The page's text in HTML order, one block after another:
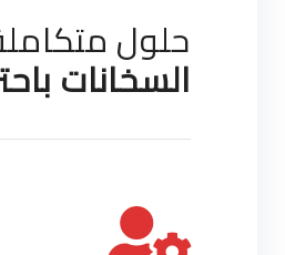
حلول
السخانات